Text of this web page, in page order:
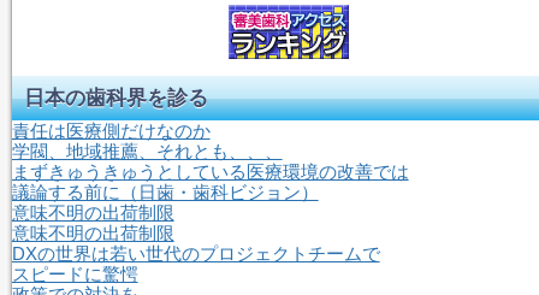
日本の歯科界を診る
責任は医療側だけなのか
学閥、地域推薦、それとも、、、
まずきゅうきゅうとしている医療環境の改善では
議論する前に（日歯・歯科ビジョン）
意味不明の出荷制限
意味不明の出荷制限
DXの世界は若い世代のプロジェクトチームで
スピードに驚愕